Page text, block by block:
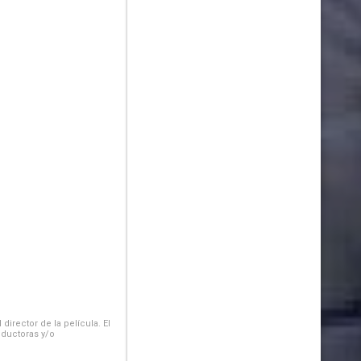
de la película. El
y/o